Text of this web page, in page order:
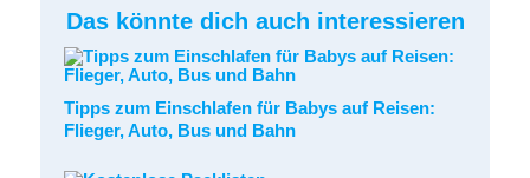
Das könnte dich auch interessieren
Tipps zum Einschlafen für Babys auf Reisen:
Flieger, Auto, Bus und Bahn